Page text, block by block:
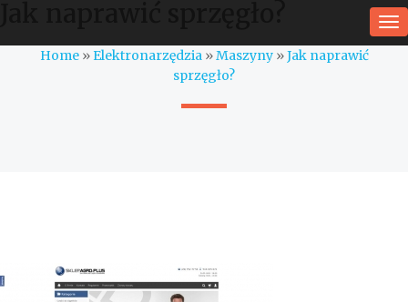
Home» Elektronarzędzia»Maszyny»Jak naprawić
sprzęgło?